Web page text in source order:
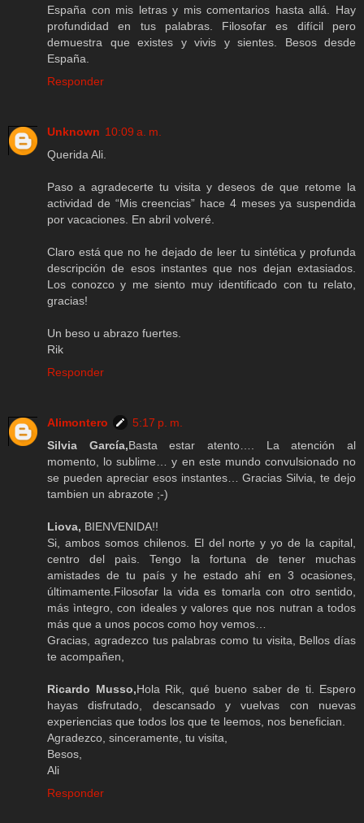
España con mis letras y mis comentarios hasta allá. Hay
profundidad en tus palabras. Filosofar es difícil pero
demuestra que existes y vivis y sientes. Besos desde
España.
Responder
Unknown 10:09 a. m.
Querida Ali.
Paso a agradecerte tu visita y deseos de que retome la
actividad de “Mis creencias” hace 4 meses ya suspendida
por vacaciones. En abril volveré.
Claro está que no he dejado de leer tu sintética y profunda
descripción de esos instantes que nos dejan extasiados.
Los conozco y me siento muy identificado con tu relato,
gracias!
Un beso u abrazo fuertes.
Rik
Responder
Alimontero
5:17 p. m.
Silvia García,Basta estar atento…. La atención al
momento, lo sublime… y en este mundo convulsionado no
se pueden apreciar esos instantes… Gracias Silvia, te dejo
tambien un abrazote ;-)
Liova, BIENVENIDA!!
Si, ambos somos chilenos. El del norte y yo de la capital,
centro del paìs. Tengo la fortuna de tener muchas
amistades de tu país y he estado ahí en 3 ocasiones,
últimamente.Filosofar la vida es tomarla con otro sentido,
más ìntegro, con ideales y valores que nos nutran a todos
más que a unos pocos como hoy vemos…
Gracias, agradezco tus palabras como tu visita, Bellos días
te acompañen,
Ricardo Musso,Hola Rik, qué bueno saber de ti. Espero
hayas disfrutado, descansado y vuelvas con nuevas
experiencias que todos los que te leemos, nos benefician.
Agradezco, sinceramente, tu visita,
Besos,
Ali
Responder